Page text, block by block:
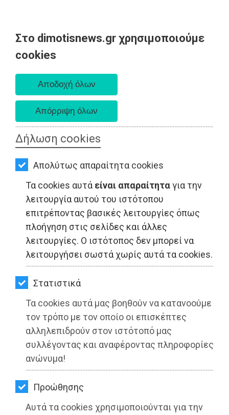
Στο dimotisnews.gr χρησιμοποιούμε
cookies
Δήλωση cookies
Απολύτως απαραίτητα cookies
Τα cookies αυτά είναι απαραίτηταγια την
λειτουργία αυτού του ιστότοπου
επιτρέποντας βασικές λειτουργίες όπως
πλοήγηση στις σελίδες και άλλες
λειτουργίες. Ο ιστότοπος δεν μπορεί να
λειτουργήσει σωστά χωρίς αυτά τα cookies.
Στατιστικά
Τα cookies αυτά μας βοηθούν να κατανοούμε
τον τρόπο με τον οποίο οι επισκέπτες
αλληλεπιδρούν στον ιστότοπό μας
συλλέγοντας και αναφέροντας πληροφορίες
ανώνυμα!
Προώθησης
Αυτά τα cookies χρησιμοποιούνται για την
AΡΧΙΚΗ
ΕΙΔΗΣΕΙΣ
ΠΟΛΙΤΙΚΗ
ΤΟΠΙΚΗ
ΑΥΤΟΔΙΟΙΚΗΣΗ
ΟΙΚΟΝΟΜΙΑ
ΑΘΛΗΤΙΣΜΟΣ
ΠΟΛΙΤΙΣΜΟΣ
ΣΠΙΤΙ-
ΚΗΠΟΣ
ΥΓΕΙΑ
LIFESTYLE
ΤΑΞΙΔΙΑ
ΕΞΟΔΟΣ
ΠΕΡΙΒΑΛΛΟΝ
ΚΑΤΟΙΚΙΔΙΟ
ΑΓΓΕΛΙΕΣ
ΤΟΠΙΚΗ ΑΥΤΟΔΙΟΙΚΗΣΗ - Αττική